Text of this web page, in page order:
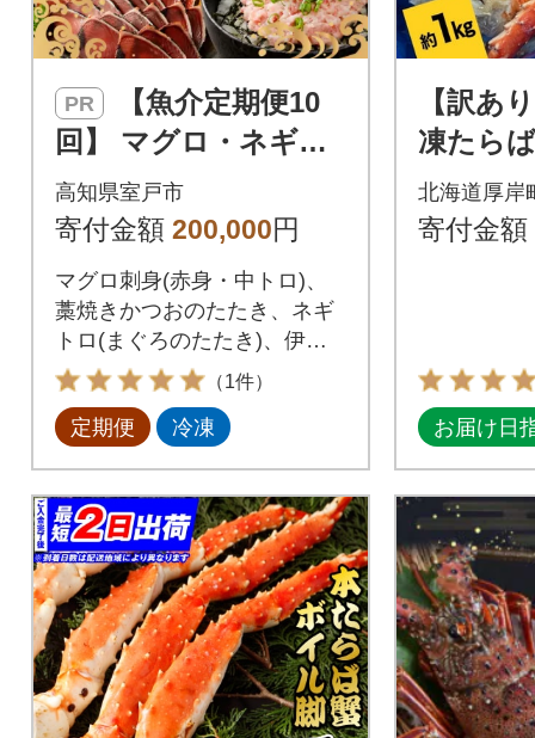
PR
回】 マグロ・ネギト
ロ・かつおのたた
き・魚介類加工品など
訳あり
高知県室戸市
寄付金額 200,000円
マグロ刺身(赤身・中トロ)、
藁焼きかつおのたたき、ネギ
トロ(まぐろのたたき)、伊勢
海老、金目鯛など高知県室戸
市の人気の海鮮を10回定期便
でお届け!マグロ丼やネギトロ
ホタテ、カニ、ウニと一緒に
海鮮丼などでお楽しみいただ
けます。小分けにしており、
お手軽におかずにできるのも
嬉しいポイント。200000円
（1件）
定期便 冷凍
【訳あ
凍たら
0kg
北海道厚岸
寄付金額
お届け日